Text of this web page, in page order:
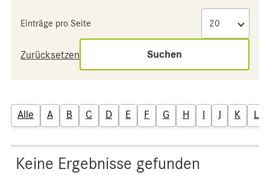
Einträge pro Seite
Zurücksetzen Suchen
Alle A B C D E F G H I J K L
Keine Ergebnisse gefunden